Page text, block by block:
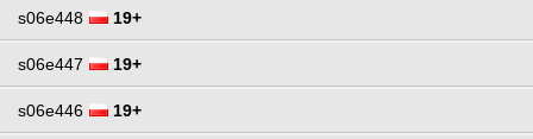
s06e448 19+
s06e447 19+
s06e446 19+